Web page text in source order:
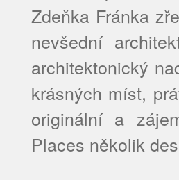
Zdeňka Fránka
nevšední
architektonický
krásných míst,
originální a
Places několik